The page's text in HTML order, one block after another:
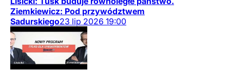
Ziemkiewicz: Pod przywództwem
Sadurskiego23 lip 2026 19:00